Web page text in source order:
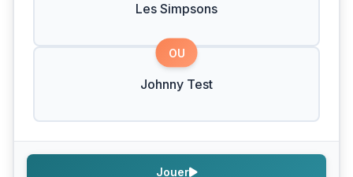
Les Simpsons
OU
Johnny Test
Jouer